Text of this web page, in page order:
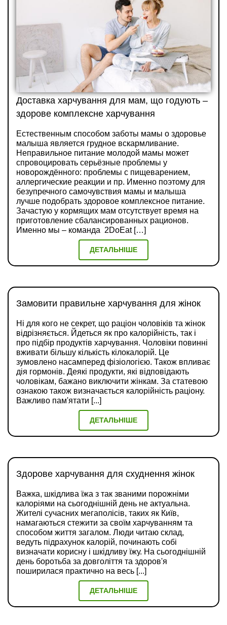
Доставка харчування для мам, що годують –
здорове комплексне харчування
Естественным способом заботы мамы о здоровье
малыша является грудное вскармливание.
Неправильное питание молодой мамы может
спровоцировать серьёзные проблемы у
новорождённого: проблемы с пищеварением,
аллергические реакции и пр. Именно поэтому для
безупречного самочувствия мамы и малыша
лучше подобрать здоровое комплексное питание.
Зачастую у кормящих мам отсутствует время на
приготовление сбалансированных рационов.
Именно мы – команда 2DoEat […]
ДЕТАЛЬНІШЕ
Замовити правильне харчування для жінок
Ні для кого не секрет, що раціон чоловіків та жінок
відрізняється. Йдеться як про калорійність, так і
про підбір продуктів харчування. Чоловіки повинні
вживати більшу кількість кілокалорій. Це
зумовлено насамперед фізіологією. Також впливає
дія гормонів. Деякі продукти, які відповідають
чоловікам, бажано виключити жінкам. За статевою
ознакою також визначається калорійність раціону.
Важливо пам'ятати [...]
ДЕТАЛЬНІШЕ
Здорове харчування для схуднення жінок
Важка, шкідлива їжа з так званими порожніми
калоріями на сьогоднішній день не актуальна.
Жителі сучасних мегаполісів, таких як Київ,
намагаються стежити за своїм харчуванням та
способом життя загалом. Люди читаю склад,
ведуть підрахунок калорій, починають собі
визначати корисну і шкідливу їжу. На сьогоднішній
день боротьба за довголіття та здоров'я
поширилася практично на весь [...]
ДЕТАЛЬНІШЕ